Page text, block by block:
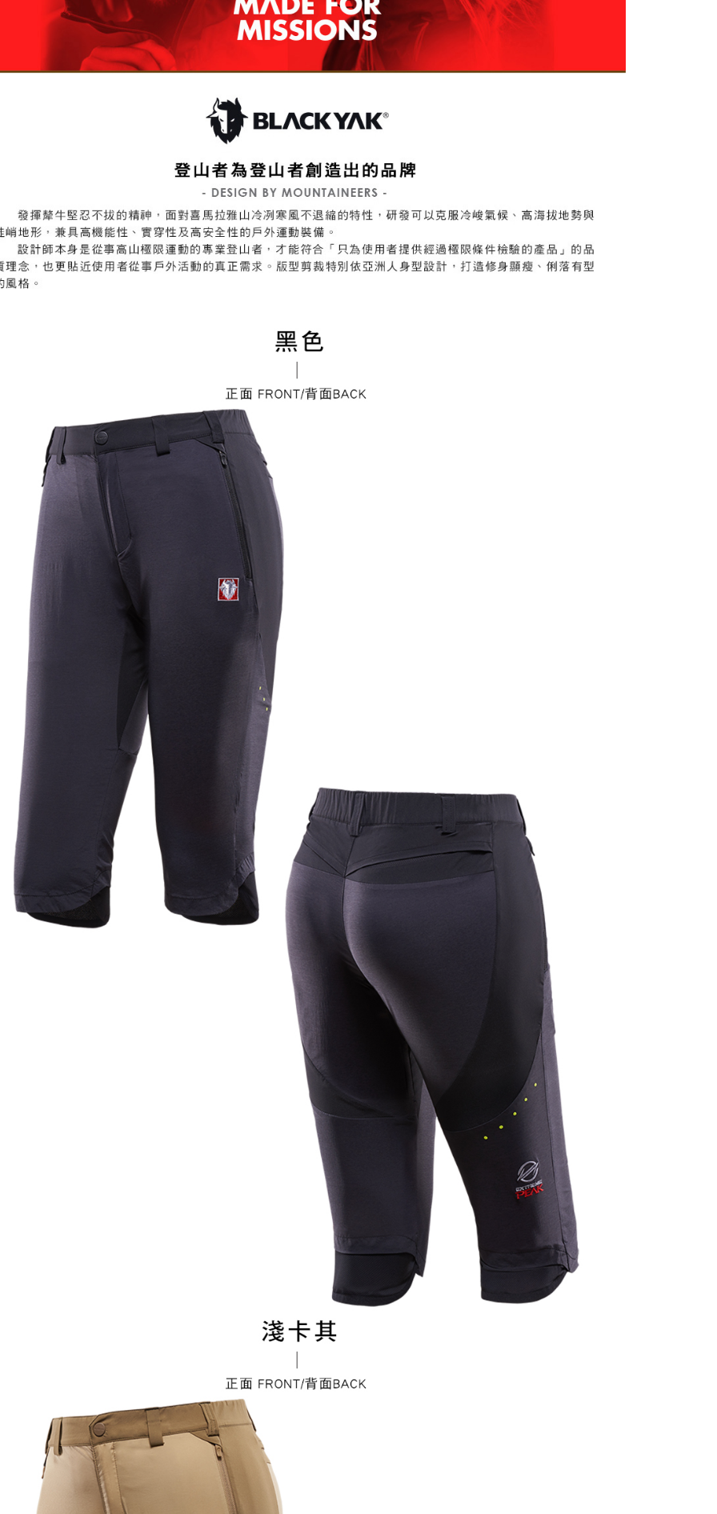
結果請求用戶進行身份認證。
５．嚴禁一人註冊多個帳號或使用他人資訊註冊。若發現惡意使用之情
形，恩沛科技股份有限公司將有權停止該用戶之使用額度並採取法律行
動。